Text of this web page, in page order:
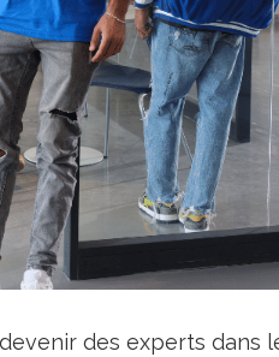
des experts dans